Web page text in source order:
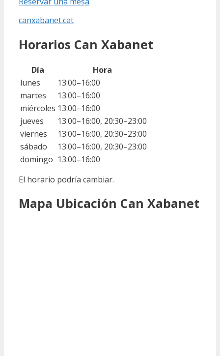
canxabanet.cat
Horarios Can Xabanet
Día
Hora
lunes
13:00–16:00
martes
13:00–16:00
miércoles 13:00–16:00
jueves
13:00–16:00, 20:30–23:00
viernes
13:00–16:00, 20:30–23:00
sábado
13:00–16:00, 20:30–23:00
domingo 13:00–16:00
El horario podría cambiar.
Mapa Ubicación Can Xabanet